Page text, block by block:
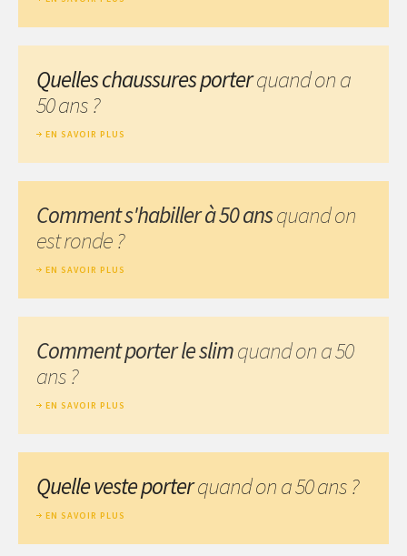
Quelles chaussures porterquand on a
50 ans ?
EN SAVOIR PLUS
Comment s'habiller à 50 ansquand on
est ronde ?
EN SAVOIR PLUS
Comment porter le slimquand on a 50
ans ?
EN SAVOIR PLUS
Quelle veste porterquand on a 50 ans ?
EN SAVOIR PLUS